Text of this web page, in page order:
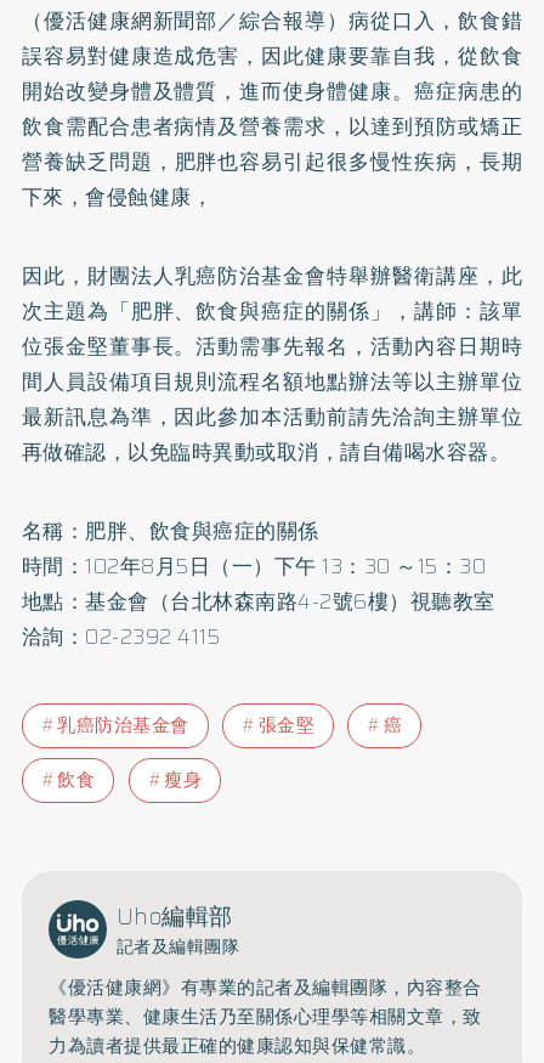
（優活健康網新聞部／綜合報導）病從口入，飲食錯
誤容易對健康造成危害，因此健康要靠自我，從飲食
開始改變身體及體質，進而使身體健康。癌症病患的
飲食需配合患者病情及營養需求，以達到預防或矯正
營養缺乏問題， 肥胖也容易引起很多慢性疾病，長期
下來，會侵蝕健康，
因此，財團法人乳癌防治基金會特舉辦醫衛講座，此
次主題為「肥胖、飲食與癌症的關係」，講師：該單
位張金堅董事長。活動需事先報名，活動內容日期時
間人員設備項目規則流程名額地點辦法等以主辦單位
最新訊息為準，因此參加本活動前請先洽詢主辦單位
再做確認，以免臨時異動或取消，請自備喝水容器。
名稱：肥胖、飲食與癌症的關係
時間：102年8月5日（一）下午 13：30 ～15：30
地點：基金會（台北林森南路4-2號6樓）視聽教室
洽詢：02-2392 4115
乳癌防治基金會 張金堅
癌
飲食
瘦身
Uho編輯部
記者及編輯團隊
《優活健康網》有專業的記者及編輯團隊，內容整合
醫學專業、健康生活乃至關係心理學等相關文章，致
力為讀者提供最正確的健康認知與保健常識。